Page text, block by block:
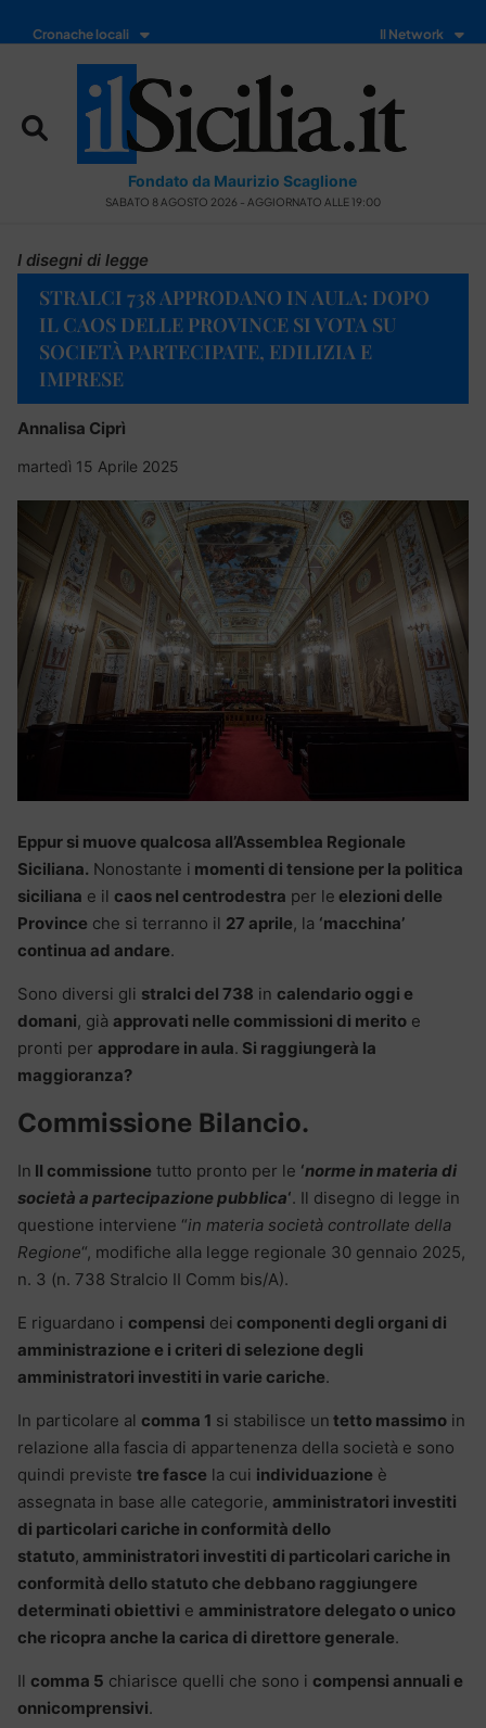
Cronache locali Il Network
Fondato da Maurizio Scaglione
SABATO 8 AGOSTO 2026 - AGGIORNATO ALLE 19:00
I disegni di legge
STRALCI 738 APPRODANO IN AULA: DOPO
IL CAOS DELLE PROVINCE SI VOTA SU
SOCIETÀ PARTECIPATE, EDILIZIA E
IMPRESE
Annalisa Ciprì
martedì 15 Aprile 2025
Eppur si muove qualcosa all’Assemblea Regionale
Siciliana. Nonostante i momenti di tensione per la politica
siciliana e il caos nel centrodestra per le elezioni delle
Province che si terranno il 27 aprile, la ‘macchina’
continua ad andare.
Sono diversi gli stralci del 738 in calendario oggi e
domani, già approvati nelle commissioni di merito e
pronti per approdare in aula. Si raggiungerà la
maggioranza?
Commissione Bilancio.
In II commissione tutto pronto per le ‘norme in materia di
società a partecipazione pubblica‘. Il disegno di legge in
questione interviene “in materia società controllate della
Regione“, modifiche alla legge regionale 30 gennaio 2025,
n. 3 (n. 738 Stralcio II Comm bis/A).
E riguardano i compensi dei componenti degli organi di
amministrazione e i criteri di selezione degli
amministratori investiti in varie cariche.
In particolare al comma 1 si stabilisce un tetto massimo in
relazione alla fascia di appartenenza della società e sono
quindi previste tre fasce la cui individuazione è
assegnata in base alle categorie, amministratori investiti
di particolari cariche in conformità dello
statuto, amministratori investiti di particolari cariche in
conformità dello statuto che debbano raggiungere
determinati obiettivi e amministratore delegato o unico
che ricopra anche la carica di direttore generale.
Il comma 5 chiarisce quelli che sono i compensi annuali e
onnicomprensivi.